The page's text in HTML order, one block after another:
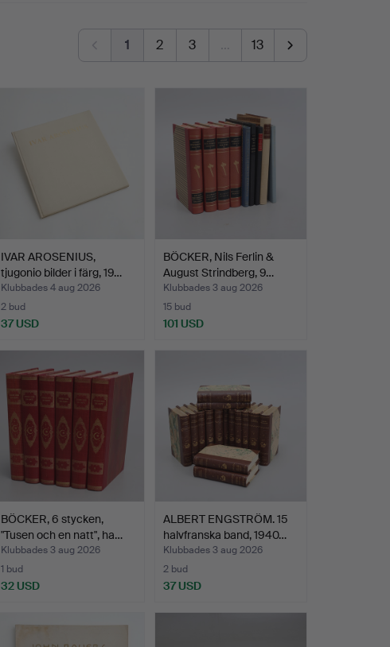
1 2 3 … 13
IVAR AROSENIUS,
tjugonio bilder i färg, 19…
Klubbades 4 aug 2026
2 bud
37 USD
BÖCKER, Nils Ferlin &
August Strindberg, 9…
Klubbades 3 aug 2026
15 bud
101 USD
BÖCKER, 6 stycken,
"Tusen och en natt", ha…
Klubbades 3 aug 2026
1 bud
32 USD
ALBERT ENGSTRÖM. 15
halvfranska band, 1940…
Klubbades 3 aug 2026
2 bud
37 USD